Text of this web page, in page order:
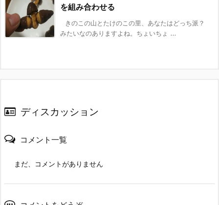
を組み合わせる
きのこの山とたけのこの里、あなたはどっち派？
みたいなのありますよね。ちょいちょ ...
ディスカッション
コメント一覧
まだ、コメントがありません